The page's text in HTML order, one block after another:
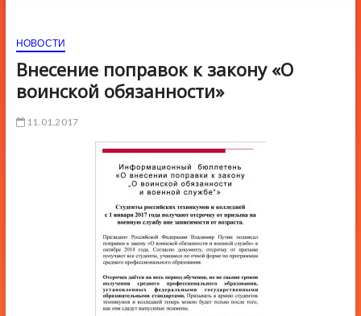
НОВОСТИ
Внесение поправок к закону «О
воинской обязанности»
11.01.2017